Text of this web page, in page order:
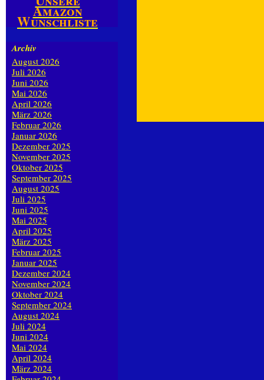
Amazon
Wunschliste
Archiv
August 2026
Juli 2026
Juni 2026
Mai 2026
April 2026
März 2026
Februar 2026
Januar 2026
Dezember 2025
November 2025
Oktober 2025
September 2025
August 2025
Juli 2025
Juni 2025
Mai 2025
April 2025
März 2025
Februar 2025
Januar 2025
Dezember 2024
November 2024
Oktober 2024
September 2024
August 2024
Juli 2024
Juni 2024
Mai 2024
April 2024
März 2024